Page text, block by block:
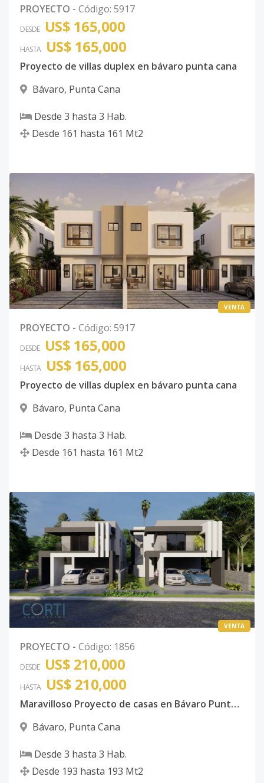
PROYECTO - Código: 5917
DESDE US$ 165,000
HASTA US$ 165,000
Proyecto de villas duplex en bávaro punta cana
Bávaro, Punta Cana
Desde 3 hasta 3 Hab.
Desde 161 hasta 161 Mt2
VENTA
PROYECTO - Código: 5917
DESDE US$ 165,000
HASTA US$ 165,000
Proyecto de villas duplex en bávaro punta cana
Bávaro, Punta Cana
Desde 3 hasta 3 Hab.
Desde 161 hasta 161 Mt2
VENTA
PROYECTO - Código: 1856
DESDE US$ 210,000
HASTA US$ 210,000
Maravilloso Proyecto de casas en Bávaro Punta Cana
Bávaro, Punta Cana
Desde 3 hasta 3 Hab.
Desde 193 hasta 193 Mt2